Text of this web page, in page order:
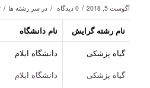
آگوست 5, 2018 / 0 دیدگاه / در سر رشته ها /
نام رشته گرایش نام دانشگاه
گیاه پزشکی
دانشگاه ایلام
گیاه پزشکی
دانشگاه ایلام